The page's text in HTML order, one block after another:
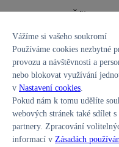
Hyundai Praha a Říčany -
skladové vozy
Vážíme si vašeho soukromí
Používáme cookies nezbytné
provozu a návštěvnosti a
nebo blokovat využívání
v Nastavení cookies
Pokud nám k tomu udělíte
webových stránek také sdílet
partnery. Zpracování
informací v Zásadách